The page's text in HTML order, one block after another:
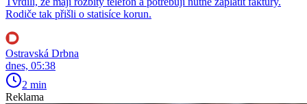
Rodiče tak přišli o statisíce korun.
Ostravská Drbna
dnes, 05:38
2 min
Reklama